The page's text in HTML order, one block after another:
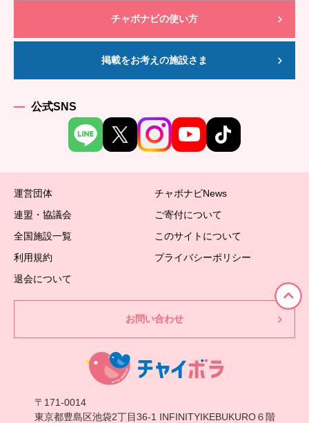
チャボナビの使い方
掲載をお考えの施設さま
公式SNS
運営団体
チャボナビNews
連盟・協議会
ご寄付について
全国施設一覧
このサイトについて
利用規約
プライバシーポリシー
退会について
お問い合わせ
〒171-0014
東京都豊島区池袋2丁目36-1 INFINITYIKEBUKURO６階